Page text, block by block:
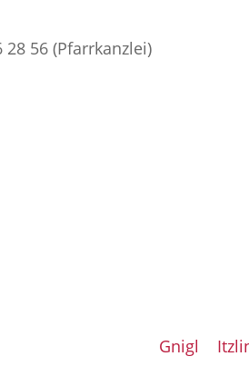
28 56 (Pfarrkanzlei)
Gnigl